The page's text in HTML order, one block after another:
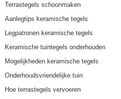
Terrastegels schoonmaken
Aanlegtips keramische tegels
Legpatronen keramische tegels
Keramische tuintegels onderhouden
Mogelijkheden keramische tegels
Onderhoudsvriendelijke tuin
Hoe terrastegels vervoeren